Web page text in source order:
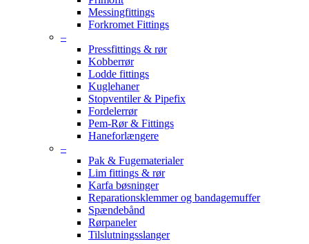
Messingfittings
Forkromet Fittings
–
Pressfittings & rør
Kobberrør
Lodde fittings
Kuglehaner
Stopventiler & Pipefix
Fordelerrør
Pem-Rør & Fittings
Haneforlængere
–
Pak & Fugematerialer
Lim fittings & rør
Karfa bøsninger
Reparationsklemmer og bandagemuffer
Spændebånd
Rørpaneler
Tilslutningsslanger